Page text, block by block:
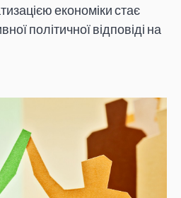
економіки стає
політичної відповіді на